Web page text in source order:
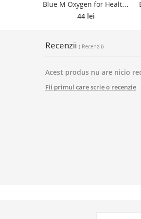
B
lue M Oxygen for Health spumă de gură 2 în 1 pentru curățarea dinților și a gingiilor fără periuță de dinți și apă 50 ml
44 lei
Recenzii ( Recenzii)
Acest produs nu are nicio
Fii primul care scrie o recenzie